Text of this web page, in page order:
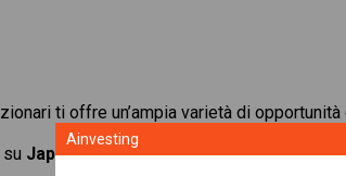
ti offre un’ampia varietà di
Japan 225e sfrutta i bassi margini di
Ainvesting